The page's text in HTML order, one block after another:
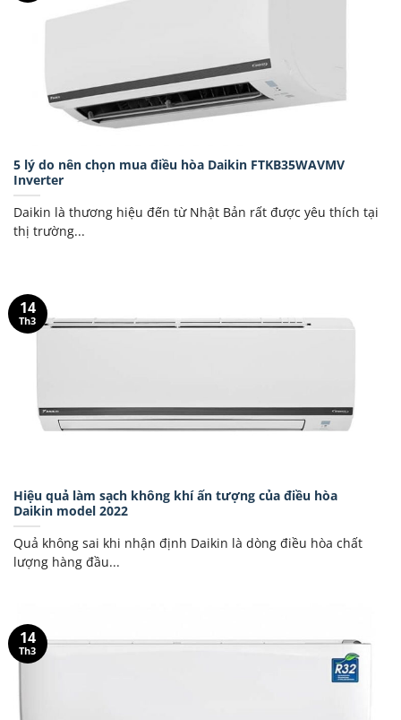
5 lý do nên chọn mua điều hòa Daikin FTKB35WAVMV
Inverter
Daikin là thương hiệu đến từ Nhật Bản rất được yêu thích tại
thị trường...
Hiệu quả làm sạch không khí ấn tượng của điều hòa
Daikin model 2022
Quả không sai khi nhận định Daikin là dòng điều hòa chất
lượng hàng đầu...
14
Th3
14
Th3